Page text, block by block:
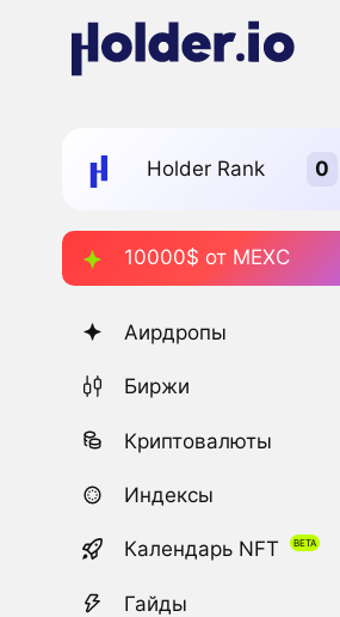
Holder Rank
10000$ от MEXC
Аирдропы
Биржи
Криптовалюты
Индексы
Календарь NFT
Гайды